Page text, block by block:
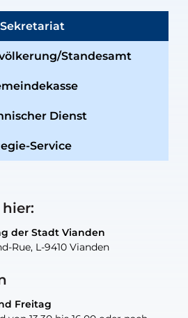
Sekretariat
Standesamt
Dienst
Service
der Stadt Vianden
Rue, L-9410 Vianden
Freitag
der Stadt Vianden
Rue, L-9410 Vianden
Freitag
der Stadt Vianden
Rue, L-9410 Vianden
der Stadt Vianden
Rue, L-9410 Vianden
Stadt Vianden
Vianden